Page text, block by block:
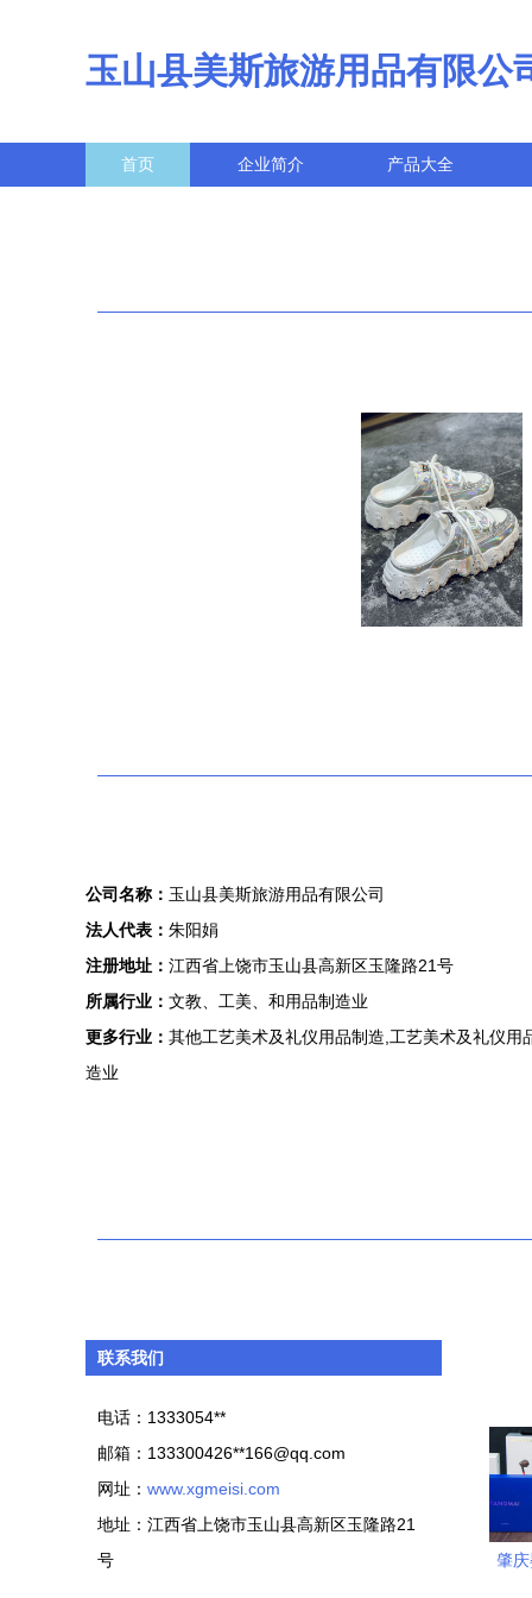
玉山县美斯旅游用品有限公
首页 企业简介 产品大全
公司名称： 玉山县美斯旅游用品有限公司
法人代表： 朱阳娟
注册地址： 江西省上饶市玉山县高新区玉隆路21号
所属行业： 文教、工美、和用品制造业
更多行业： 其他工艺美术及礼仪用品制造,工艺美术及礼仪
造业
联系我们
电话：1333054**
邮箱：133300426**166@qq.com
网址： www.xgmeisi.com
地址：江西省上饶市玉山县高新区玉隆路21
号
肇